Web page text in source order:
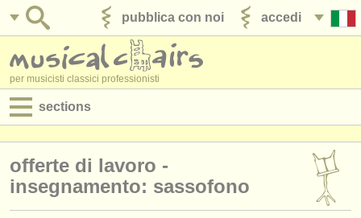
accedi
pubblica con noi
per musicisti classici professionisti
sections
jobs - spettacolo
jobs - insegnamento
offerte di lavoro -
insegnamento: sassofono